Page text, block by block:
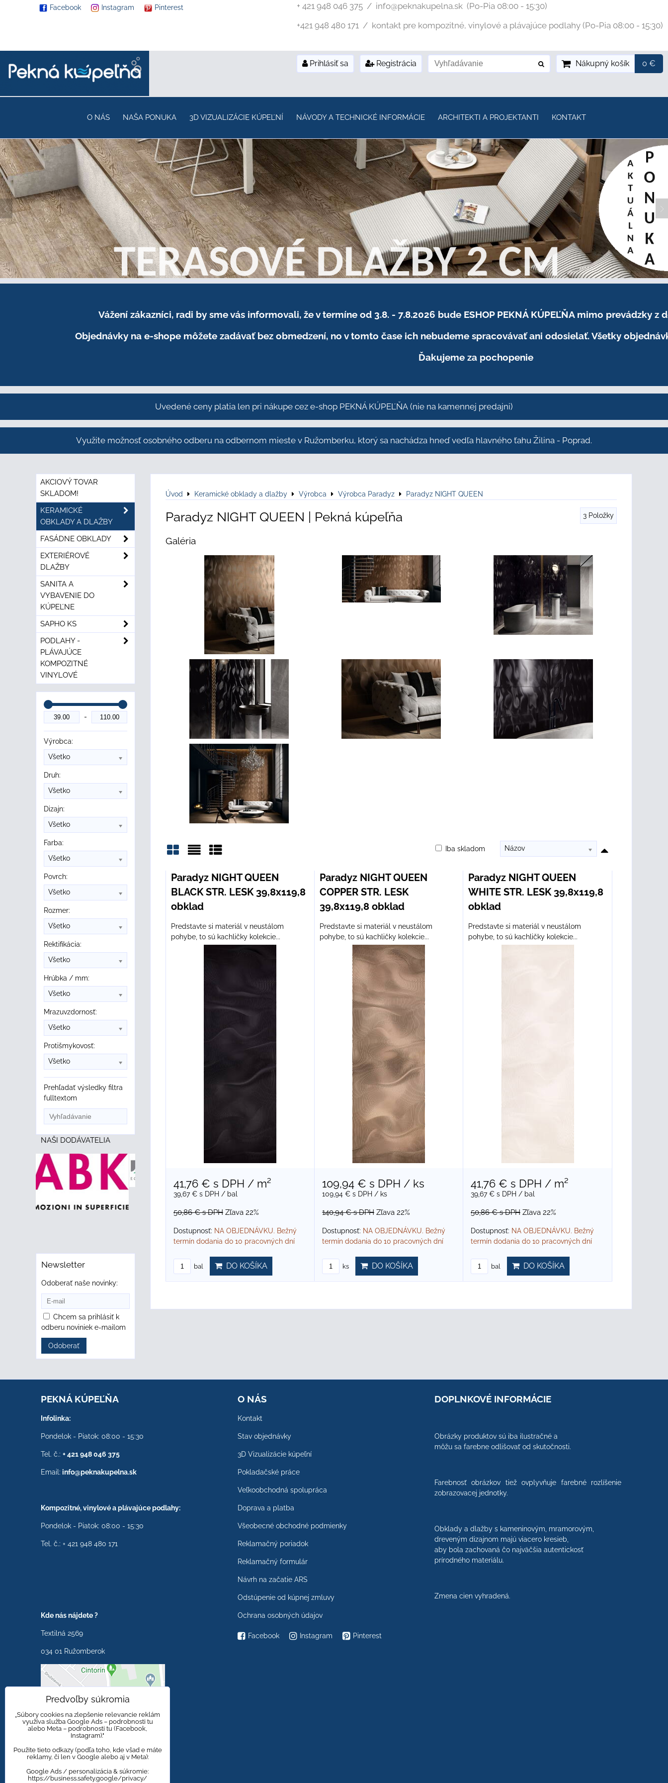
Facebook Instagram Pinterest + 421 948 046 375 / info@peknakupelna.sk (Po-Pia 08:00 - 15:30)
+421 948 480 171 / kontakt pre kompozitné, vinylové a plávajúce podlahy (Po-Pia 08:00 - 15:30)
Prihlásiť sa Registrácia Nákupný košík 0 €
O NÁS NAŠA PONUKA 3D VIZUALIZÁCIE KÚPEĽNÍ NÁVODY A TECHNICKÉ INFORMÁCIE ARCHITEKTI A PROJEKTANTI KONTAKT
Vážení zákazníci, radi by sme vás informovali, že v termíne od 3.8. - 7.8.2026 bude ESHOP PEKNÁ KÚPEĽŇA mimo prevádzky z
Objednávky na e-shope môžete zadávať bez obmedzení, no v tomto čase ich nebudeme spracovávať ani odosielať. Všetky
Ďakujeme za pochopenie
Uvedené ceny platia len pri nákupe cez e-shop PEKNÁ KÚPEĽŇA (nie na kamennej predajni)
Využite možnosť osobného odberu na odbernom mieste v Ružomberku, ktorý sa nachádza hneď vedľa hlavného ťahu Žilina - Poprad.
Úvod Keramické obklady a dlažby Výrobca Výrobca Paradyz Paradyz NIGHT QUEEN
Paradyz NIGHT QUEEN | Pekná kúpeľňa 3 Položky
Galéria
Mriežka
Názov
Iba skladom
Paradyz NIGHT QUEEN
BLACK STR. LESK 39,8x119,8
obklad
Predstavte si materiál v neustálom
pohybe, to sú kachličky kolekcie...
41,76 € s DPH / m²
39,67 € s DPH / bal
50,86 €s DPH Zľava 22%
Dostupnosť: NA OBJEDNÁVKU. Bežný
termín dodania do 10 pracovných dní
bal DO KOŠÍKA
Paradyz NIGHT QUEEN
COPPER STR. LESK
39,8x119,8 obklad
Predstavte si materiál v neustálom
pohybe, to sú kachličky kolekcie...
109,94 € s DPH / ks
109,94 € s DPH / ks
140,94 €s DPH Zľava 22%
Dostupnosť: NA OBJEDNÁVKU. Bežný
termín dodania do 10 pracovných dní
ks DO KOŠÍKA
Paradyz NIGHT QUEEN
WHITE STR. LESK 39,8x119,8
obklad
Predstavte si materiál v neustálom
pohybe, to sú kachličky kolekcie...
41,76 € s DPH / m²
39,67 €s DPH / bal
50,86 €s DPH Zľava 22%
Dostupnosť: NA OBJEDNÁVKU. Bežný
termín dodania do 10 pracovných dní
bal DO KOŠÍKA
AKCIOVÝ TOVAR
SKLADOM!
KERAMICKÉ
OBKLADY A DLAŽBY
FASÁDNE OBKLADY
EXTERIÉROVÉ
DLAŽBY
SANITA A
VYBAVENIE DO
KÚPEĽNE
SAPHO KS
PODLAHY -
PLÁVAJÚCE
KOMPOZITNÉ
VINYLOVÉ
Výrobca:
Všetko
Druh:
Všetko
Dizajn:
Všetko
Farba:
Všetko
Povrch:
Všetko
Rozmer:
Všetko
Rektifikácia:
Všetko
Hrúbka / mm:
Všetko
Mrazuvzdornosť:
Všetko
Protišmykovosť:
Všetko
Prehľadať výsledky filtra
fulltextom
NAŠI DODÁVATELIA
Newsletter
Odoberať naše novinky:
Chcem sa prihlásiť k
odberu noviniek e-mailom
Odoberať
PEKNÁ KÚPEĽŇA
Infolinka:
Pondelok - Piatok: 08:00 - 15:30
Tel. č.: + 421 948 046 375
Email: info@peknakupelna.sk
Kompozitné, vinylové a plávajúce podlahy:
Pondelok - Piatok: 08:00 - 15:30
Tel. č.: + 421 948 480 171
Kde nás nájdete ?
Textilná 2569
034 01 Ružomberok
Externý obsah je
blokovaný Voľbami
súkromia
Prajete si načítať externý
O NÁS
Kontakt
Stav objednávky
3D Vizualizácie kúpeľní
Pokladačské práce
Veľkoobchodná spolupráca
Doprava a platba
Všeobecné obchodné podmienky
Reklamačný poriadok
Reklamačný formulár
Návrh na začatie ARS
Odstúpenie od kúpnej zmluvy
Ochrana osobných údajov
Facebook Instagram Pinterest
DOPLNKOVÉ INFORMÁCIE
Obrázky produktov sú iba ilustračné a
môžu sa farebne odlišovať od skutočnosti.
Farebnosť obrázkov tiež ovplyvňuje farebné rozlíšenie
zobrazovacej jednotky.
Obklady a dlažby s kameninovým, mramorovým,
dreveným dizajnom majú viacero kresieb,
aby bola zachovaná čo najväčšia autentickosť
prírodného materiálu.
Zmena cien vyhradená.
Predvoľby súkromia
„Súbory cookies na zlepšenie relevancie reklám
využíva služba Google Ads – podrobnosti tu
alebo Meta – podrobnosti tu (Facebook,
Instagram)."
Použite tieto odkazy (podľa toho, kde všad e máte
reklamy, či len v Google alebo aj v Meta):
Google Ads / personalizácia & súkromie:
https://business.safety.google/privacy/